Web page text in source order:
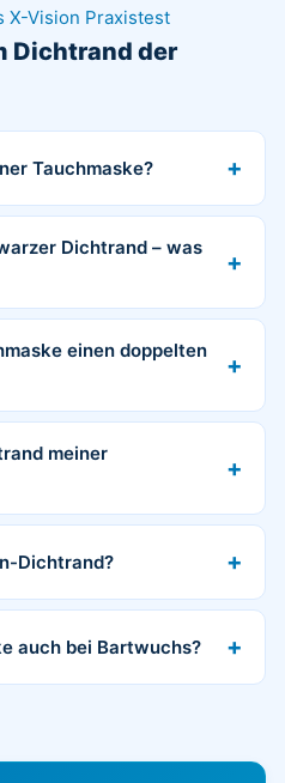
X-Vision Praxistest
Dichtrand der
Tauchmaske?
Dichtrand – was
einen doppelten
meiner
Dichtrand?
auch bei Bartwuchs?